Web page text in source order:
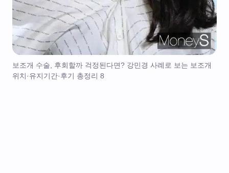
보조개 수술, 후회할까 걱정된다면? 강민경 사례로 보는 보조개
위치·유지기간·후기 총정리 8